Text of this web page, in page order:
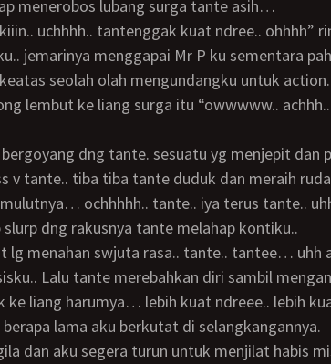
menerobos lubang surga tante asih…
jemarinya menggapai Mr P ku sementara
seolah olah mengundangku untuk
lembut ke liang surga itu “owwwww..
v tante.. tiba tiba tante duduk dan meraih
ochhhhh.. tante.. iya terus tante..
slurp dng rakusnya tante melahap kontiku..
Lalu tante merebahkan diri sambil
ke liang harumya… lebih kuat ndreee.. lebih
lama aku berkutat di selangkangannya.